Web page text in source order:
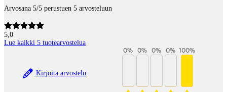
Arvosana 5/5 perustuen 5 arvosteluun
5,0
Lue kaikki 5 tuotearvostelua
Kirjoita arvostelu
0% 0% 0% 0% 100%